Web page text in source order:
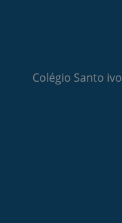
Colégio Santo ivo